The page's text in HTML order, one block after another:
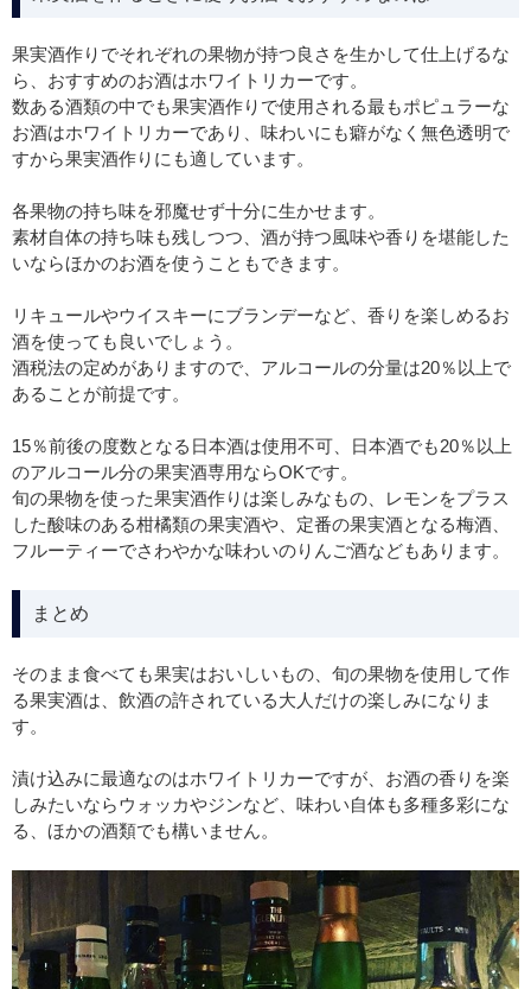
果実酒作りでそれぞれの果物が持つ良さを生かして仕上げるな
ら、おすすめのお酒はホワイトリカーです。
数ある酒類の中でも果実酒作りで使用される最もポピュラーな
お酒はホワイトリカーであり、味わいにも癖がなく無色透明で
すから果実酒作りにも適しています。
各果物の持ち味を邪魔せず十分に生かせます。
素材自体の持ち味も残しつつ、酒が持つ風味や香りを堪能した
いならほかのお酒を使うこともできます。
リキュールやウイスキーにブランデーなど、香りを楽しめるお
酒を使っても良いでしょう。
酒税法の定めがありますので、アルコールの分量は20％以上で
あることが前提です。
15％前後の度数となる日本酒は使用不可、日本酒でも20％以上
のアルコール分の果実酒専用ならOKです。
旬の果物を使った果実酒作りは楽しみなもの、レモンをプラス
した酸味のある柑橘類の果実酒や、定番の果実酒となる梅酒、
フルーティーでさわやかな味わいのりんご酒などもあります。
まとめ
そのまま食べても果実はおいしいもの、旬の果物を使用して作
る果実酒は、飲酒の許されている大人だけの楽しみになりま
す。
漬け込みに最適なのはホワイトリカーですが、お酒の香りを楽
しみたいならウォッカやジンなど、味わい自体も多種多彩にな
る、ほかの酒類でも構いません。